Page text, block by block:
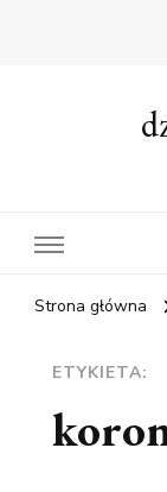
Strona główna
ETYKIETA: